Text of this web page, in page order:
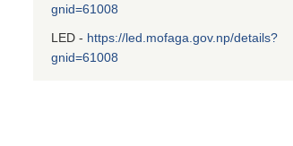
gnid=61008
LED - https://led.mofaga.gov.np/details?
gnid=61008